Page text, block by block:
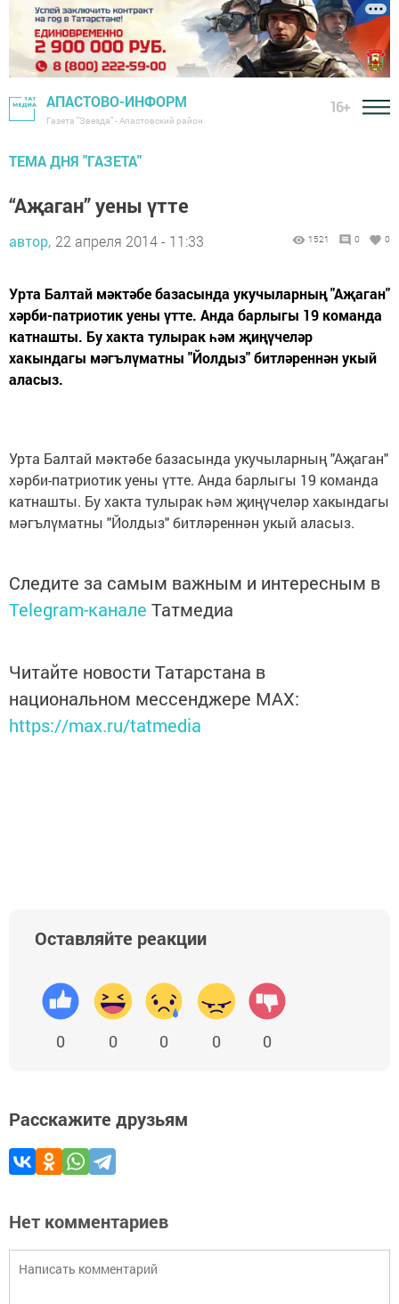
АПАСТОВО-ИНФОРМ
Газета "Звезда" - Апастовский район
16+
ТЕМА ДНЯ "ГАЗЕТА"
“Аҗаган” уены үтте
автор, 22 апреля 2014 - 11:33 1521 0 0
Урта Балтай мәктәбе базасында укучыларның "Аҗаган"
хәрби-патриотик уены үтте. Анда барлыгы 19 команда
катнашты. Бу хакта тулырак һәм җиңүчеләр
хакындагы мәгълүматны "Йолдыз" битләреннән укый
аласыз.
Урта Балтай мәктәбе базасында укучыларның "Аҗаган"
хәрби-патриотик уены үтте. Анда барлыгы 19 команда
катнашты. Бу хакта тулырак һәм җиңүчеләр хакындагы
мәгълүматны "Йолдыз" битләреннән укый аласыз.
Следите за самым важным и интересным в
Telegram-канале Татмедиа
Читайте новости Татарстана в
национальном мессенджере MАХ:
https://max.ru/tatmedia
Оставляйте реакции
0 0 0 0 0
Расскажите друзьям
Нет комментариев